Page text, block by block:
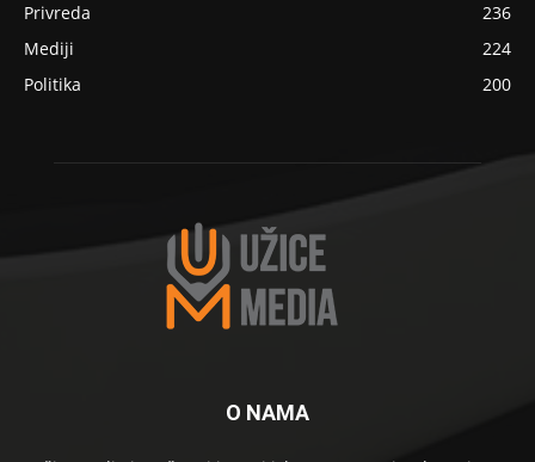
Privreda
236
Mediji
224
Politika
200
O NAMA